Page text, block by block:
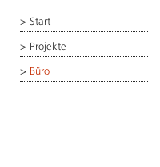
> Start
> Projekte
> Büro